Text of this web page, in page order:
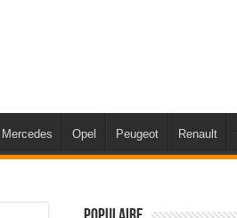
Mercedes Opel Peugeot Renault